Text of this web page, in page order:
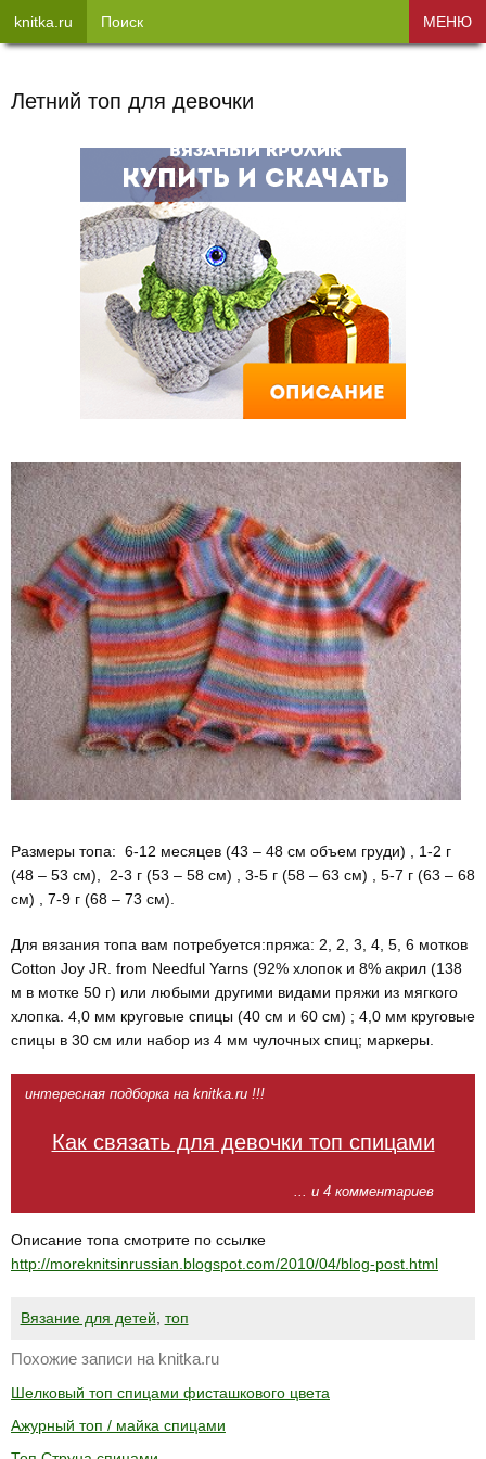
Летний топ для девочки
Размеры топа: 6-12 месяцев (43 – 48 cм объем груди) , 1-2 г
(48 – 53 см), 2-3 г (53 – 58 см) , 3-5 г (58 – 63 см) , 5-7 г (63 – 68
см) , 7-9 г (68 – 73 см).
Для вязания топа вам потребуется:пряжа: 2, 2, 3, 4, 5, 6 мотков
Cotton Joy JR. from Needful Yarns (92% хлопок и 8% акрил (138
м в мотке 50 г) или любыми другими видами пряжи из мягкого
хлопка. 4,0 мм круговые спицы (40 см и 60 см) ; 4,0 мм круговые
спицы в 30 см или набор из 4 мм чулочных спиц; маркеры.
интересная подборка на knitka.ru !!!
Как связать для девочки топ спицами
... и 4 комментариев
Описание топа смотрите по ссылке
http://moreknitsinrussian.blogspot.com/2010/04/blog-post.html
Вязание для детей топ
Похожие записи на knitka.ru
Шелковый топ спицами фисташкового цвета
Ажурный топ / майка спицами
knitka.ru Поиск МЕНЮ